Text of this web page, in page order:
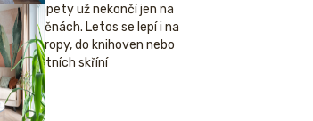
Tapety už nekončí jen na
stěnách. Letos se lepí i na
stropy, do knihoven nebo
šatních skříní